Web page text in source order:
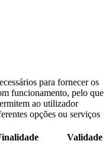
para fornecer os
funcionamento, pelo que
ao utilizador
opções ou serviços
Validade